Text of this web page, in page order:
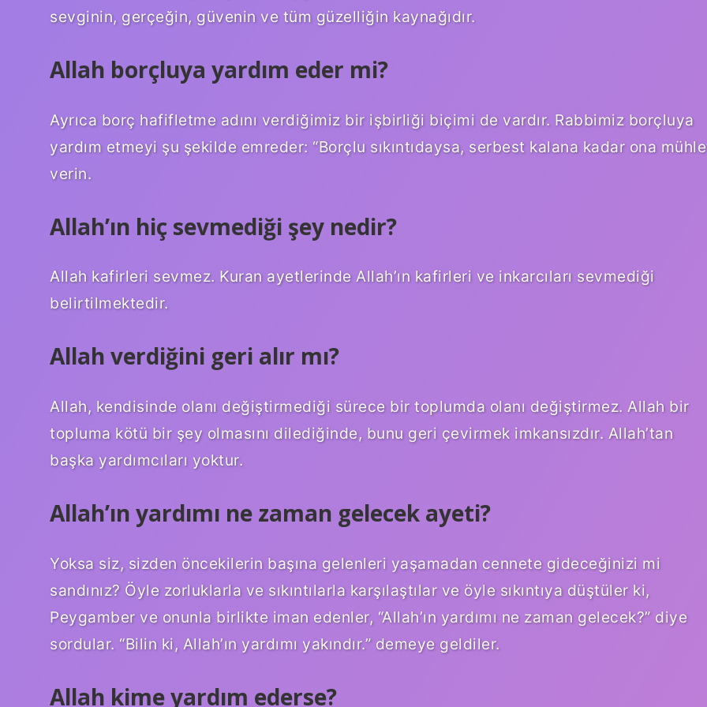
sevginin, gerçeğin, güvenin ve tüm güzelliğin kaynağıdır.
Allah borçluya yardım eder mi?
Ayrıca borç hafifletme adını verdiğimiz bir işbirliği biçimi de vardır. Rabbimiz borçluya
yardım etmeyi şu şekilde emreder: “Borçlu sıkıntıdaysa, serbest kalana kadar ona
verin.
Allah’ın hiç sevmediği şey nedir?
Allah kafirleri sevmez. Kuran ayetlerinde Allah’ın kafirleri ve inkarcıları sevmediği
belirtilmektedir.
Allah verdiğini geri alır mı?
Allah, kendisinde olanı değiştirmediği sürece bir toplumda olanı değiştirmez. Allah bir
topluma kötü bir şey olmasını dilediğinde, bunu geri çevirmek imkansızdır. Allah’tan
başka yardımcıları yoktur.
Allah’ın yardımı ne zaman gelecek ayeti?
Yoksa siz, sizden öncekilerin başına gelenleri yaşamadan cennete gideceğinizi mi
sandınız? Öyle zorluklarla ve sıkıntılarla karşılaştılar ve öyle sıkıntıya düştüler ki,
Peygamber ve onunla birlikte iman edenler, “Allah’ın yardımı ne zaman gelecek?” diye
sordular. “Bilin ki, Allah’ın yardımı yakındır.” demeye geldiler.
Allah kime yardım ederse?